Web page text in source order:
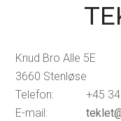
Knud Bro Alle 5E
3660 Stenløse
Telefon:
+45
E-mail: